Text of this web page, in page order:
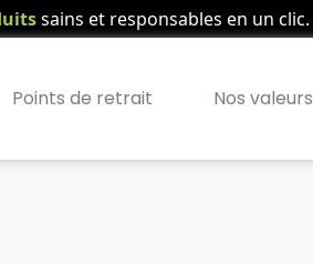
sains et responsables en un clic.
Points de retrait Nos valeurs